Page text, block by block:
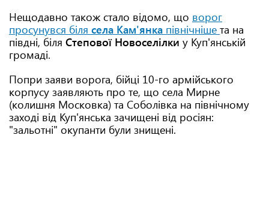
Нещодавно також стало відомо, що ворог
просунувся біля села Кам'янка північніше та на
півдні, біля Степової Новоселілки у Куп'янській
громаді.
Попри заяви ворога, бійці 10-го армійського
корпусу заявляють про те, що села Мирне
(колишня Московка) та Соболівка на північному
заході від Куп'янська зачищені від росіян:
"зальотні" окупанти були знищені.